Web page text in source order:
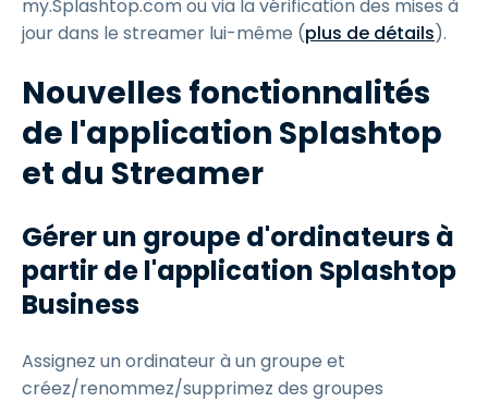
my.Splashtop.com ou via la vérification des mises à
jour dans le streamer lui-même (plus de détails).
Nouvelles fonctionnalités
de l'application Splashtop
et du Streamer
Gérer un groupe d'ordinateurs à
partir de l'application Splashtop
Business
Assignez un ordinateur à un groupe et
créez/renommez/supprimez des groupes